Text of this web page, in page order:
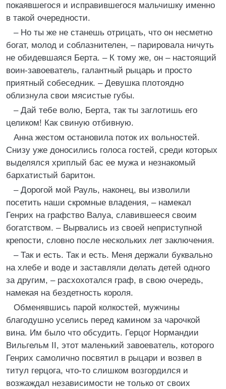
покаявшегося и исправившегося мальчишку именно
в такой очередности.
– Но ты же не станешь отрицать, что он несметно
богат, молод и соблазнителен, – парировала ничуть
не обидевшаяся Берта. – К тому же, он – настоящий
воин-завоеватель, галантный рыцарь и просто
приятный собеседник. – Девушка плотоядно
облизнула свои мясистые губы.
– Дай тебе волю, Берта, так ты заглотишь его
целиком! Как свиную отбивную.
Анна жестом остановила поток их вольностей.
Снизу уже доносились голоса гостей, среди которых
выделялся хриплый бас ее мужа и незнакомый
бархатистый баритон.
– Дорогой мой Рауль, наконец, вы изволили
посетить наши скромные владения, – намекал
Генрих на графство Валуа, славившееся своим
богатством. – Вырвались из своей неприступной
крепости, словно после нескольких лет заключения.
– Так и есть. Так и есть. Меня держали буквально
на хлебе и воде и заставляли делать детей одного
за другим, – расхохотался граф, в свою очередь,
намекая на бездетность короля.
Обменявшись парой колкостей, мужчины
благодушно уселись перед камином за чарочкой
вина. Им было что обсудить. Герцог Нормандии
Вильгельм II, этот маленький завоеватель, которого
Генрих самолично посвятил в рыцари и возвел в
титул герцога, что-то слишком возгордился и
возжаждал независимости не только от своих